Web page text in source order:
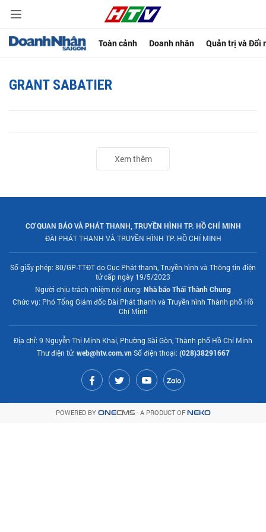
Toàn cảnh Doanh nhân Quản trị và Đổi
GRANT SABATIER
Xem thêm
CƠ QUAN BÁO VÀ PHÁT THANH, TRUYỀN HÌNH TP. HỒ CHÍ MINH
ĐÀI PHÁT THANH VÀ TRUYỀN HÌNH TP. HỒ CHÍ MINH
Số giấy phép: 80/GP-TTĐT do Cục Phát thanh, Truyền hình và Thông tin điện
tử cấp ngày 19/5/2023
Người chịu trách nhiệm nội dung: Nhà báo Thái Thành Chung
Chức vụ: Phó Tổng Giám đốc Đài Phát thanh và Truyền hình Thành phố Hồ
Chí Minh
Địa chỉ: 9 Nguyễn Thị Minh Khai, Phường Sài Gòn, Thành phố Hồ Chí Minh
Thư điện tử: web@htv.com.vnSố điện thoại: (028)38291667
POWERED BY ONECMS- A PRODUCT OF NEKO